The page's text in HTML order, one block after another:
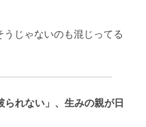
じゃないのも混じってる
られない」、生みの親が日